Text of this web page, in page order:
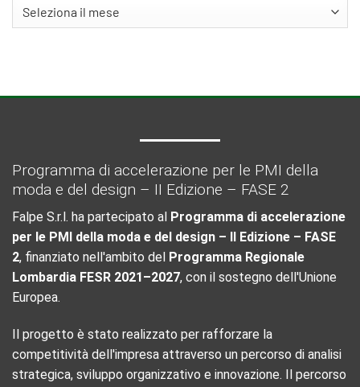
Programma di accelerazione per le PMI della
moda e del design – II Edizione – FASE 2
Falpe S.r.l. ha partecipato al Programma di accelerazione
per le PMI della moda e del design – II Edizione – FASE
2, finanziato nell'ambito del
Programma Regionale
Lombardia FESR 2021–2027, con il sostegno dell'Unione
Europea.
Il progetto è stato realizzato per rafforzare la
competitività dell'impresa attraverso un percorso di analisi
strategica, sviluppo organizzativo e innovazione. Il percorso